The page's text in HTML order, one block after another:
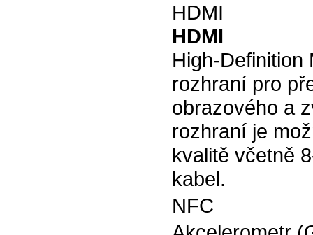
HDMI
HDMI
High-Definition
rozhraní pro
obrazového a
rozhraní je
kvalitě včetně
kabel.
NFC